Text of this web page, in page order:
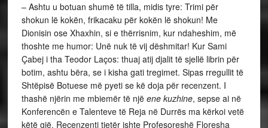
– Ashtu u botuan shumë të tilla, midis tyre: Trimi për
shokun lë kokën, frikacaku për kokën lë shokun! Me
Dionisin ose Xhaxhin, si e thërrisnim, kur ndaheshim, më
thoshte me humor: Unë nuk të vij dëshmitar! Kur Sami
Çabej i tha Teodor Laços: thuaj atij djalit të sjellë librin për
botim, ashtu bëra, se i kisha gati tregimet. Sipas rregullit të
Shtëpisë Botuese më pyeti se kë doja për recenzent. I
thashë njërin me mbiemër të një ene kuzhine, sepse ai në
Konferencën e Talenteve të Reja në Durrës ma kërkoi vetë
këtë gjë. Recenzenti tjetër ishte Profesoreshë Floresha